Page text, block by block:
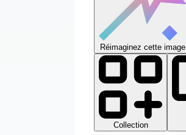
Réimaginez cette image
Collection